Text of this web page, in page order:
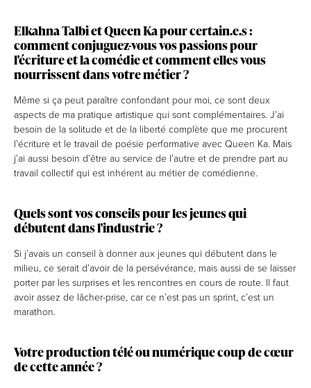
Elkahna Talbi et Queen Ka pour certain.e.s :
comment conjuguez-vous vos passions pour
l'écriture et la comédie et comment elles vous
nourrissent dans votre métier ?
Même si ça peut paraître confondant pour moi, ce sont deux
aspects de ma pratique artistique qui sont complémentaires. J’ai
besoin de la solitude et de la liberté complète que me procurent
l’écriture et le travail de poésie performative avec Queen Ka. Mais
j’ai aussi besoin d’être au service de l’autre et de prendre part au
travail collectif qui est inhérent au métier de comédienne.
Quels sont vos conseils pour les jeunes qui
débutent dans l'industrie ?
Si j’avais un conseil à donner aux jeunes qui débutent dans le
milieu, ce serait d’avoir de la persévérance, mais aussi de se laisser
porter par les surprises et les rencontres en cours de route. Il faut
avoir assez de lâcher-prise, car ce n’est pas un sprint, c’est un
marathon.
Votre production télé ou numérique coup de cœur
de cette année ?